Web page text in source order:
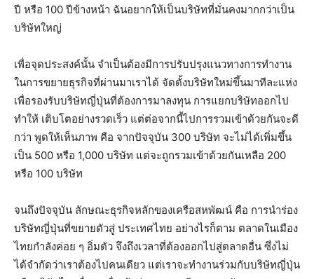
ปี หรือ 100 ปีข้างหน้า ฉันอยากให้เป็นบริษัทที่มั่นคงมากกว่าเป็น
บริษัทใหญ่
เพื่อจุดประสงค์นั้น จําเป็นต้องมีการปรับปรุงแนวทางการทำงาน
ในการขยายธุรกิจที่ผ่านมาเราได้ จัดตั้งบริษัทใหม่ขึ้นมาทีละแห่ง
เพื่อรองรับบริษัทญี่ปุ่นที่ต้องการมาลงทุน การแยกบริษัทออกไป
ทำให้ เติบโตอย่างรวดเร็ว แต่ต่อจากนี้ไปการรวมเข้าด้วยกันจะดี
กว่า พูดให้เห็นภาพ คือ จากปัจจุบัน 300 บริษัท จะไม่ได้เพิ่มขึ้น
เป็น 500 หรือ 1,000 บริษัท แต่จะถูกรวมเข้าด้วยกันเหลือ 200
หรือ 100 บริษัท
จนถึงปัจจุบัน ลักษณะธุรกิจหลักของเครือสหพัฒน์ คือ การนำร่อง
บริษัทญี่ปุ่นที่ขยายตัวสู่ ประเทศไทย อย่างไรก็ตาม ตลาดในเมือง
ไทยกำลังค่อย ๆ อิ่มตัว จึงถึงเวลาที่ต้องออกไปสู่ตลาดอื่น ซึ่งไม่
ได้จํากัดว่าเราต้องไปคนเดียว แต่เราจะทำงานร่วมกับบริษัทญี่ปุ่น